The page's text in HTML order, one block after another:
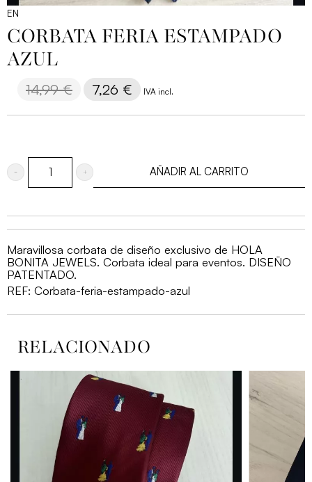
EN
CORBATA FERIA ESTAMPADO
AZUL
14,99€ precio
era:
7,26 € El
precio
es:
IVA incl.
Corbata
estampado
cantidad
AÑADIR AL CARRITO
Maravillosa corbata de diseño exclusivo de HOLA
BONITA JEWELS. Corbata ideal para eventos. DISEÑO
PATENTADO.
REF: Corbata-feria-estampado-azul
RELACIONADO